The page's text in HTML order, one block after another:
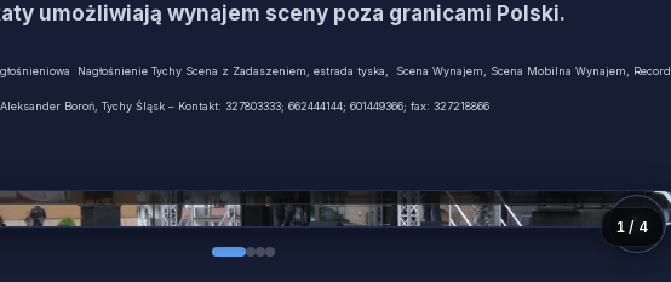
umożliwiają wynajem sceny poza granicami Polski.
Nagłośnienie Tychy Scena z Zadaszeniem, estrada tyska, Scena Wynajem, Scena Mobilna Wynajem, Record
Boroń, Tychy Śląsk – Kontakt: 327803333; 662444144; 601449366; fax: 327218866
1 / 4